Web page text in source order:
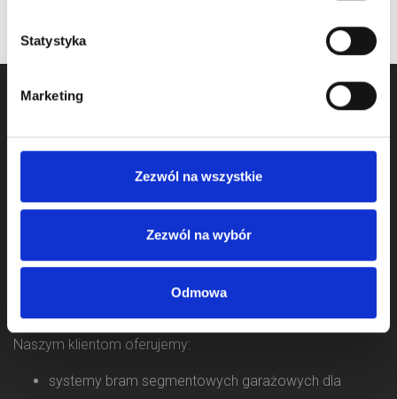
Statystyka
Marketing
Zezwól na wszystkie
Zezwól na wybór
Odmowa
Zajmujemy się sprzedażą komponentów do bram od 2009
roku, a jako firma Komponenty Do Bram działamy na rynku
Naszym klientom oferujemy:
systemy bram segmentowych garażowych dla